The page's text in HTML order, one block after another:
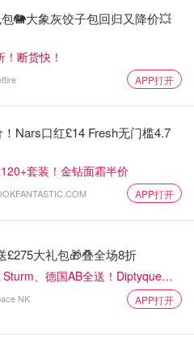
模式”到“卷走警告”，英国的
阳光可以尽情享受，但安全必
动作，变成一次生死冒险。
想去海边浪的朋友们，下周
新天气预报，英国皇家救生艇
错过！安全第一，切记切
哦，也可
🐘大象灰饺子包回归又降价💥
断货快！
APP打开
Nars口红£14 Fresh无门槛4.7
套装！金钻面霜半价
APP打开
£275大礼包🎁叠全场8折
、德国AB全送！Diptyque
£81
NK APP打开